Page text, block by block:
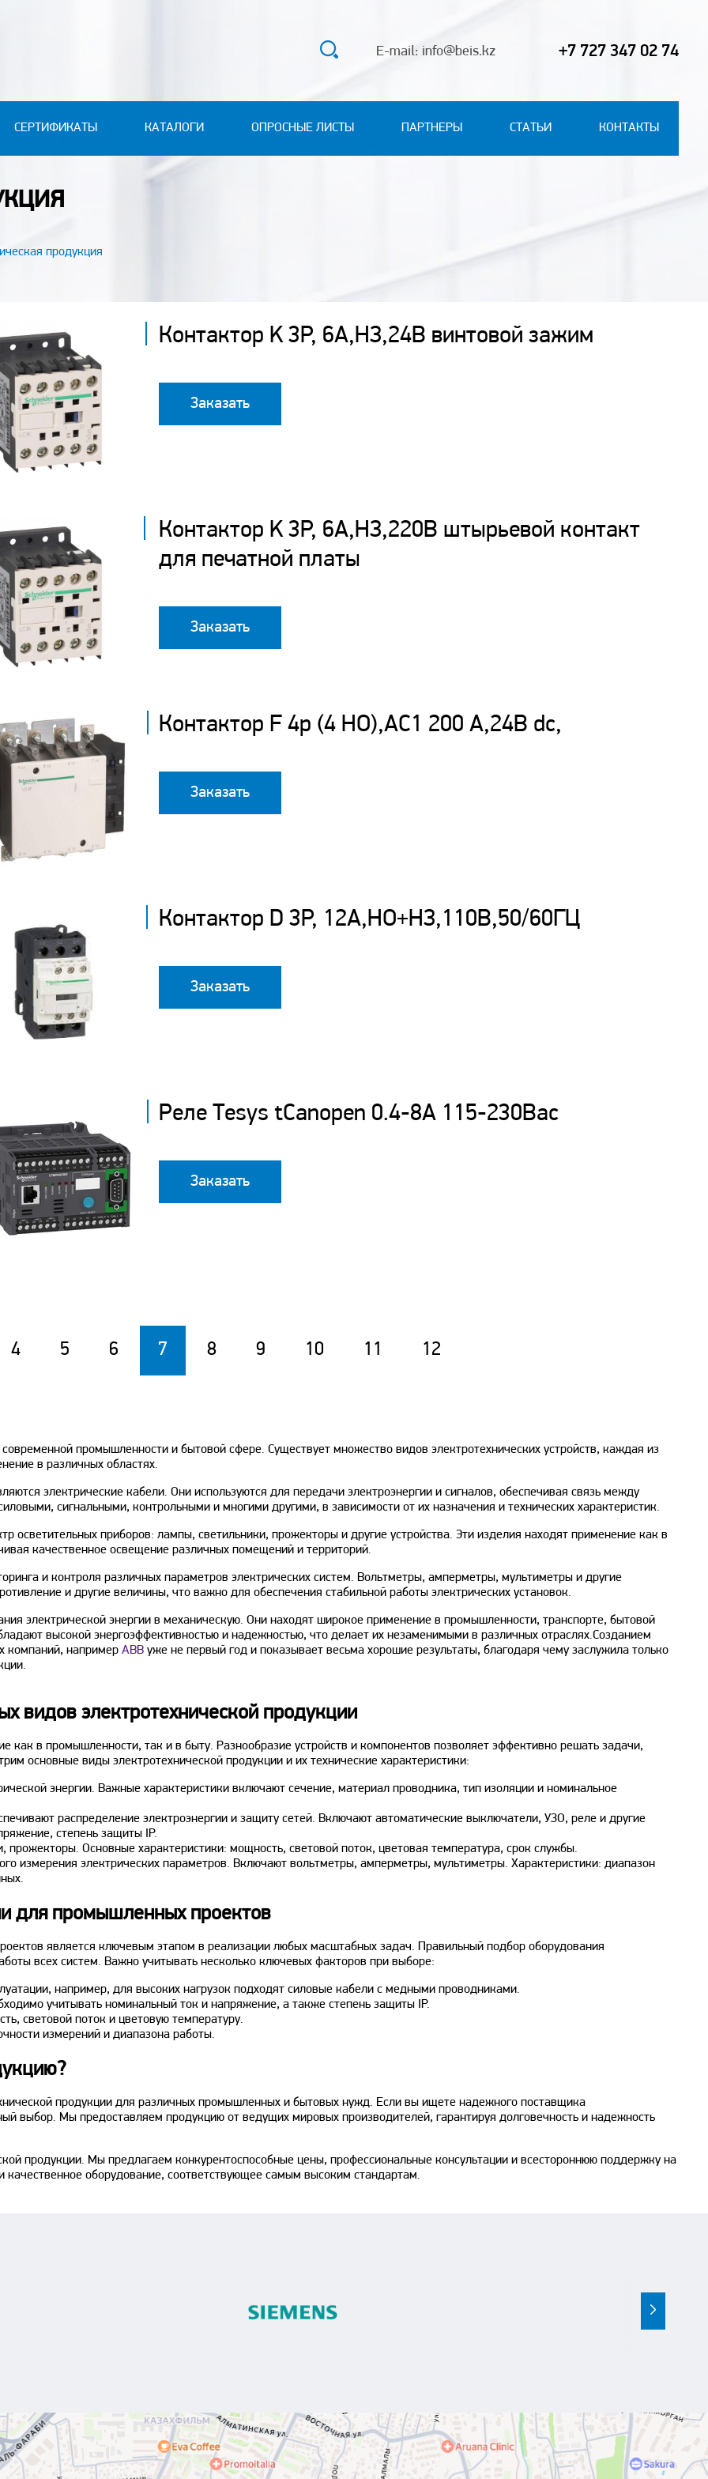
E-mail: info@beis.kz +7 727 347 02 74
СЕРТИФИКАТЫ КАТАЛОГИ ОПРОСНЫЕ ЛИСТЫ ПАРТНЕРЫ СТАТЬИ КОНТАКТЫ
продукция
Контактор K 3P, 6А,НЗ,24В винтовой зажим
Заказать
Контактор K 3P, 6А,НЗ,220В штырьевой контакт
для печатной платы
Заказать
Контактор F 4р (4 НО),AC1 200 А,24В dс,
Заказать
Контактор D 3P, 12А,НО+НЗ,110B,50/60ГЦ
Заказать
Реле Tesys tCanopen 0.4-8А 115-230Вac
Заказать
4 5 6 7 8 9 10 11 12
промышленности и бытовой сфере. Существует множество видов электротехнических устройств, каждая из
в различных областях.
электрические кабели. Они используются для передачи электроэнергии и сигналов, обеспечивая связь между
сигнальными, контрольными и многими другими, в зависимости от их назначения и технических характеристик.
осветительных приборов: лампы, светильники, прожекторы и другие устройства. Эти изделия находят применение как в
качественное освещение различных помещений и территорий.
и контроля различных параметров электрических систем. Вольтметры, амперметры, мультиметры и другие
и другие величины, что важно для обеспечения стабильной работы электрических установок.
электрической энергии в механическую. Они находят широкое применение в промышленности, транспорте, бытовой
высокой энергоэффективностью и надежностью, что делает их незаменимыми в различных отраслях.Созданием
компаний, например ABB уже не первый год и показывает весьма хорошие результаты, благодаря чему заслужила только
видов электротехнической продукции
как в промышленности, так и в быту. Разнообразие устройств и компонентов позволяет эффективно решать задачи,
основные виды электротехнической продукции и их технические характеристики:
энергии. Важные характеристики включают сечение, материал проводника, тип изоляции и номинальное
распределение электроэнергии и защиту сетей. Включают автоматические выключатели, УЗО, реле и другие
степень защиты IP.
прожекторы. Основные характеристики: мощность, световой поток, цветовая температура, срок службы.
измерения электрических параметров. Включают вольтметры, амперметры, мультиметры. Характеристики: диапазон
для промышленных проектов
является ключевым этапом в реализации любых масштабных задач. Правильный подбор оборудования
всех систем. Важно учитывать несколько ключевых факторов при выборе:
например, для высоких нагрузок подходят силовые кабели с медными проводниками.
учитывать номинальный ток и напряжение, а также степень защиты IP.
световой поток и цветовую температуру.
измерений и диапазона работы.
продукции для различных промышленных и бытовых нужд. Если вы ищете надежного поставщика
выбор. Мы предоставляем продукцию от ведущих мировых производителей, гарантируя долговечность и надежность
продукции. Мы предлагаем конкурентоспособные цены, профессиональные консультации и всестороннюю поддержку на
качественное оборудование, соответствующее самым высоким стандартам.